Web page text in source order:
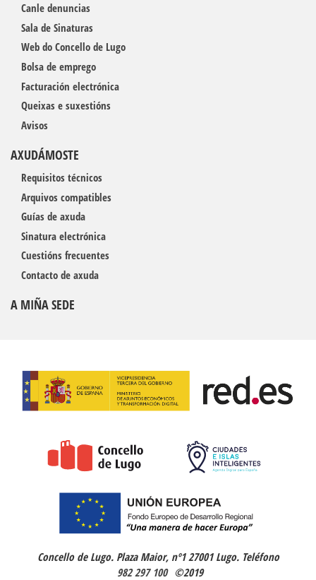
Canle denuncias
Sala de Sinaturas
Web do Concello de Lugo
Bolsa de emprego
Facturación electrónica
Queixas e suxestións
Avisos
AXUDÁMOSTE
Requisitos técnicos
Arquivos compatibles
Guías de axuda
Sinatura electrónica
Cuestións frecuentes
Contacto de axuda
A MIÑA SEDE
Concello de Lugo. Plaza Maior, nº1 27001 Lugo. Teléfono
982 297 100 ©2019